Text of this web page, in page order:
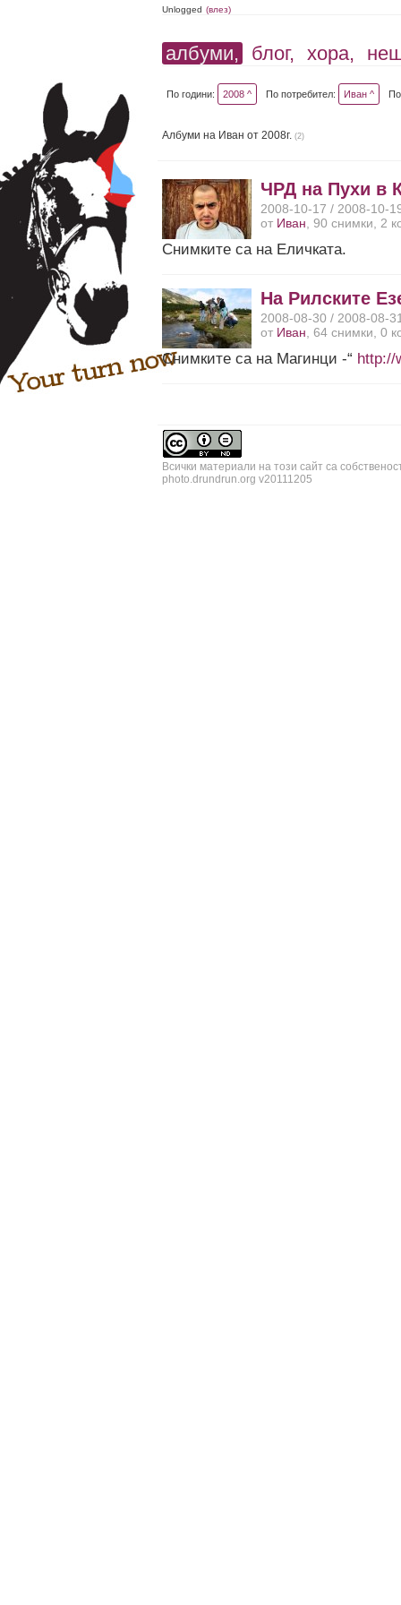
Unlogged (влез)
албуми, блог, хора,
По години: 2008 ^ По потребител: Иван ^
Албуми на Иван от 2008г. (2)
ЧРД на Пухи в
2008-10-17 / 2008-10-
от Иван , 90 снимки, 2
Снимките са на Еличката.
На Рилските
2008-08-30 / 2008-08-
от Иван , 64 снимки, 0
Снимките са на Магинци -“ http://
Всички материали на този сайт са
photo.drundrun.org v20111205